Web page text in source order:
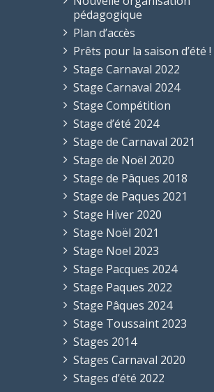
pédagogique
Plan d’accès
Prêts pour la saison d’été !
Stage Carnaval 2022
Stage Carnaval 2024
Stage Compétition
Stage d’été 2024
Stage de Carnaval 2021
Stage de Noël 2020
Stage de Pâques 2018
Stage de Paques 2021
Stage Hiver 2020
Stage Noël 2021
Stage Noel 2023
Stage Pacques 2024
Stage Paques 2022
Stage Pâques 2024
Stage Toussaint 2023
Stages 2014
Stages Carnaval 2020
Stages d’été 2022